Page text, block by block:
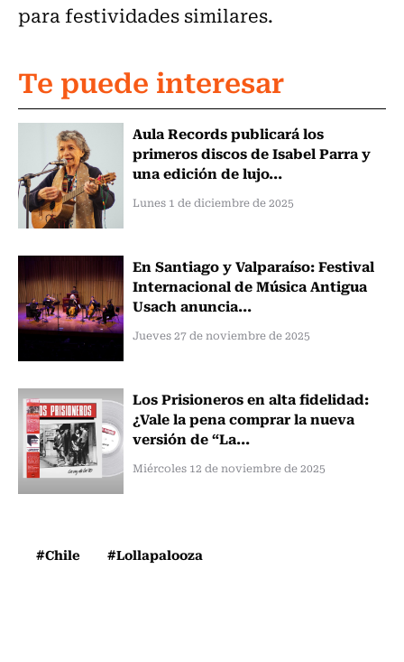
para festividades similares.
Te puede interesar
Aula Records publicará los
primeros discos de Isabel Parra y
una edición de lujo...
Lunes 1 de diciembre de 2025
En Santiago y Valparaíso: Festival
Internacional de Música Antigua
Usach anuncia...
Jueves 27 de noviembre de 2025
Los Prisioneros en alta fidelidad:
¿Vale la pena comprar la nueva
versión de “La...
Miércoles 12 de noviembre de 2025
#Chile #Lollapalooza